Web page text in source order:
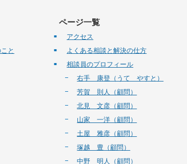
と
ページ一覧
アクセス
よくある相談と解決の仕方
相談員のプロフィール
右手 康登（うて やすと）
芳賀 則人（顧問）
北見 文彦（顧問）
山家 一洋（顧問）
土屋 雅彦（顧問）
塚越 豊（顧問）
中野 明人（顧問）